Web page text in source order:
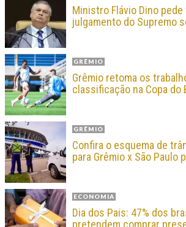
Ministro Flávio Dino
julgamento do Supremo
GRÊMIO
Grêmio retoma os
classificação na Copa do
GRÊMIO
Confira o esquema de
para Grêmio x São Paulo
ECONOMIA
Dia dos Pais: 47% dos
pretendem comprar